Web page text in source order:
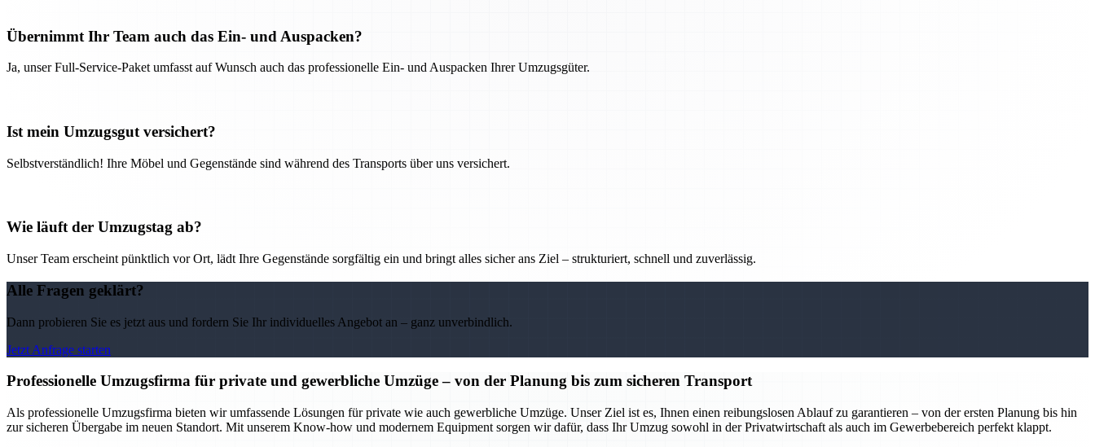
Übernimmt Ihr Team auch das Ein- und Auspacken?
Ja, unser Full-Service-Paket umfasst auf Wunsch auch das professionelle Ein- und Auspacken Ihrer Umzugsgüter.
Ist mein Umzugsgut versichert?
Selbstverständlich! Ihre Möbel und Gegenstände sind während des Transports über uns versichert.
Wie läuft der Umzugstag ab?
Unser Team erscheint pünktlich vor Ort, lädt Ihre Gegenstände sorgfältig ein und bringt alles sicher ans Ziel – strukturiert, schnell und zuverlässig.
Alle Fragen geklärt?
Dann probieren Sie es jetzt aus und fordern Sie Ihr individuelles Angebot an – ganz unverbindlich.
Jetzt Anfrage starten
Professionelle Umzugsfirma für private und gewerbliche Umzüge – von der Planung bis zum sicheren Transport
Als professionelle Umzugsfirma bieten wir umfassende Lösungen für private wie auch gewerbliche Umzüge. Unser Ziel ist es, Ihnen einen reibungslosen Ablauf zu garantieren – von der ersten Planung bis hin
zur sicheren Übergabe im neuen Standort. Mit unserem Know-how und modernem Equipment sorgen wir dafür, dass Ihr Umzug sowohl in der Privatwirtschaft als auch im Gewerbebereich perfekt klappt.